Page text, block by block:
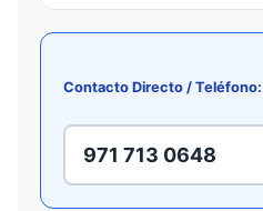
Contacto Directo / Teléfono:
971 713 0648